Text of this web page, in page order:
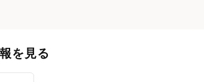
を見る